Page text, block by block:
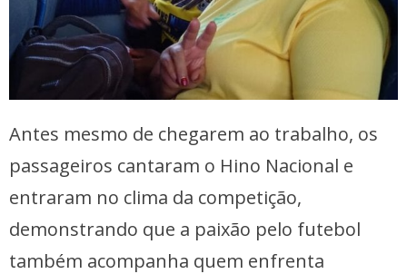
Antes mesmo de chegarem ao trabalho, os
passageiros cantaram o Hino Nacional e
entraram no clima da competição,
demonstrando que a paixão pelo futebol
também acompanha quem enfrenta